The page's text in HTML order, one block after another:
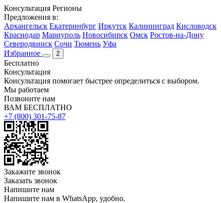
Консультация Регионы
Предложения в:
Архангельск Екатеринбург Иркутск Калининград Кисловодск
Краснодар Мариуполь Новосибирск Омск Ростов-на-Дону
Северодвинск Сочи Тюмень Уфа
Избранное
2
Бесплатно
Консультация
Консультация помогает быстрее определиться с выбором.
Мы работаем
Позвоните нам
ВАМ БЕСПЛАТНО
+7 (800) 301-75-87
Закажите звонок
Заказать звонок
Напишите нам
Напишите нам в WhatsApp, удобно.